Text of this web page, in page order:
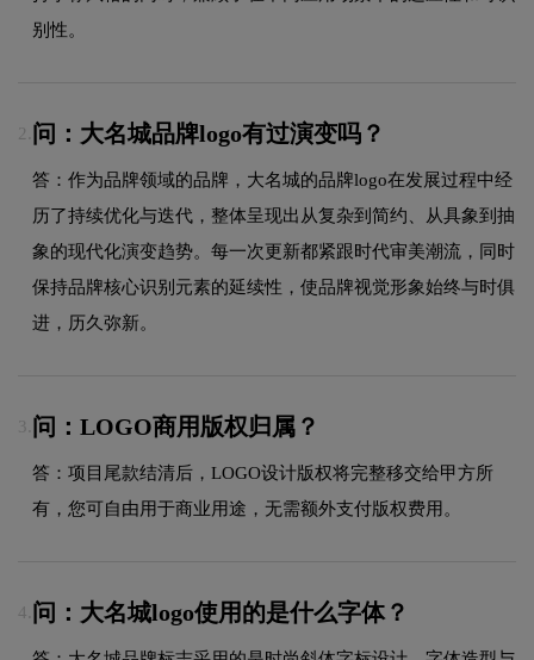
别性。
2. 问：大名城品牌logo有过演变吗？
答：作为品牌领域的品牌，大名城的品牌logo在发展过程中经
历了持续优化与迭代，整体呈现出从复杂到简约、从具象到抽
象的现代化演变趋势。每一次更新都紧跟时代审美潮流，同时
保持品牌核心识别元素的延续性，使品牌视觉形象始终与时俱
进，历久弥新。
3. 问：LOGO商用版权归属？
答：项目尾款结清后，LOGO设计版权将完整移交给甲方所
有，您可自由用于商业用途，无需额外支付版权费用。
4. 问：大名城logo使用的是什么字体？